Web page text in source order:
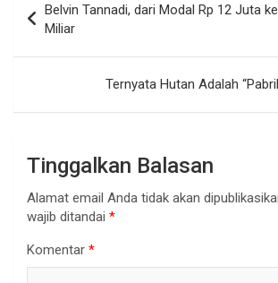
pos
Belvin Tannadi, dari Modal Rp 12 Juta
Miliar
Ternyata Hutan Adalah
Tinggalkan Balasan
Alamat email Anda tidak akan
wajib ditandai *
Komentar *